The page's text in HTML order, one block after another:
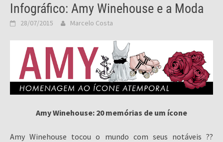
Infográfico: Amy Winehouse e a Moda
28/07/2015 Marcelo Costa
Amy Winehouse: 20 memórias de um ícone
Amy Winehouse tocou o mundo com seus notáveis ??